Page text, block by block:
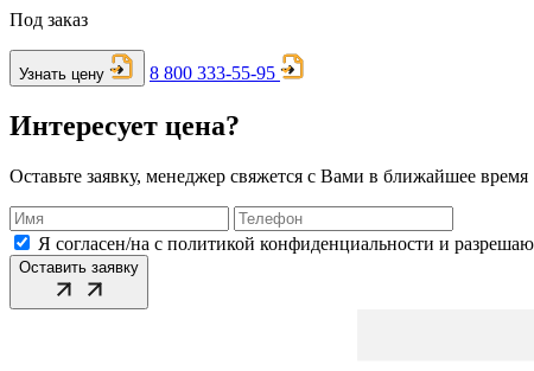
Под заказ
Узнать цену 8 800 333-55-95
Интересует цена?
Оставьте заявку, менеджер свяжется с Вами в ближайшее время
Я согласен/на с политикой конфиденциальности и
Оставить заявку